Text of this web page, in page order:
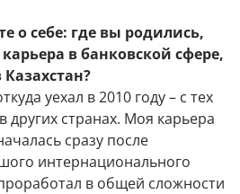
о себе: где вы родились,
в банковской сфере,
уехал в 2010 году – с тех
странах. Моя карьера
сразу после
интернационального
в общей сложности